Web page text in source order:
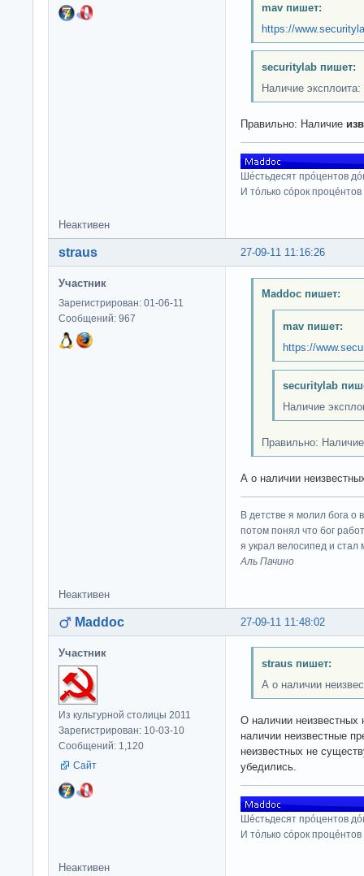
mav пишет:
https://
securitylab пишет:
Наличие эксплоита:
Правильно: Наличие
Шéстьдесят прóцентов
И тóлько сóрок
Неактивен
27-09-11 11:16:26
straus
Участник
Зарегистрирован: 01-06-11
Сообщений: 967
Maddoc пишет:
mav пишет:
https://
securitylab
Наличие
Правильно:
А о наличии
В детстве я молил бога о
потом понял что бог
я украл велосипед и стал
Аль Пачино
Неактивен
27-09-11 11:48:02
Maddoc
Участник
Из культурной столицы 2011
Зарегистрирован: 10-03-10
Сообщений: 1,120
Сайт
straus пишет:
А о наличии
О наличии неизвестных
наличии неизвестные
неизвестных не
убедились.
Шéстьдесят прóцентов
И тóлько сóрок
Неактивен